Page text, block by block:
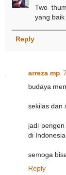
Two
yang
Reply
arreza mp
budaya
sekilas dan
jadi
di Indonesia
semoga
Reply